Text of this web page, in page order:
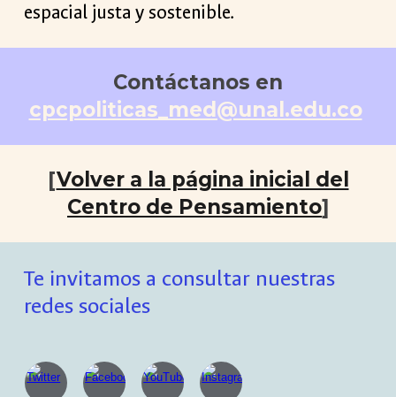
espacial justa y sostenible.
Contáctanos en
cpcpoliticas_med@unal.edu.co
[Volver a la página inicial del
Centro de Pensamiento]
Te invitamos a consultar nuestras
redes sociales